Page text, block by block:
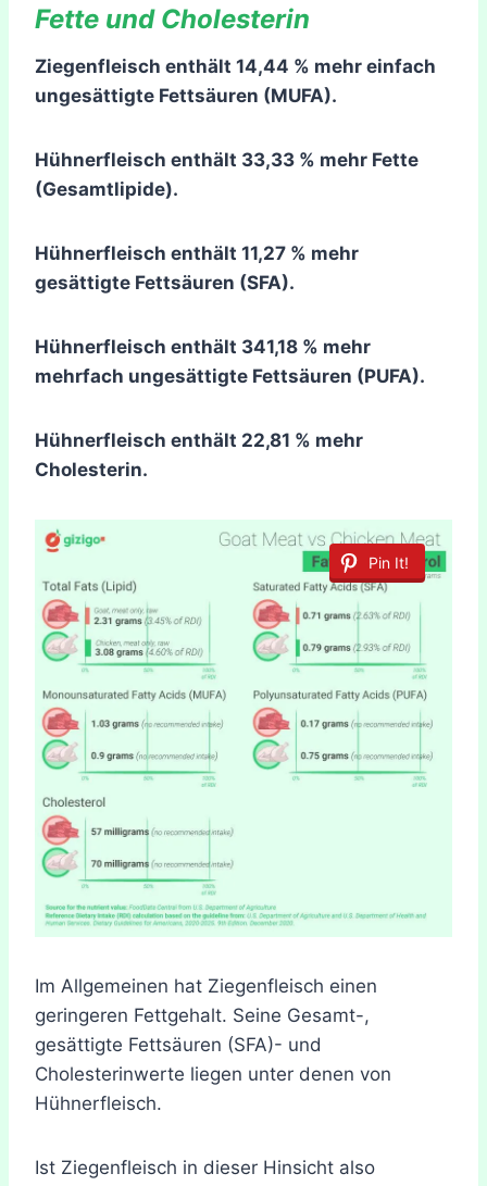
Fette und Cholesterin
Ziegenfleisch enthält 14,44 % mehr einfach
ungesättigte Fettsäuren (MUFA).
Hühnerfleisch enthält 33,33 % mehr Fette
(Gesamtlipide).
Hühnerfleisch enthält 11,27 % mehr
gesättigte Fettsäuren (SFA).
Hühnerfleisch enthält 341,18 % mehr
mehrfach ungesättigte Fettsäuren (PUFA).
Hühnerfleisch enthält 22,81 % mehr
Cholesterin.
Pin It!
Im Allgemeinen hat Ziegenfleisch einen
geringeren Fettgehalt. Seine Gesamt-,
gesättigte Fettsäuren (SFA)- und
Cholesterinwerte liegen unter denen von
Hühnerfleisch.
Ist Ziegenfleisch in dieser Hinsicht also